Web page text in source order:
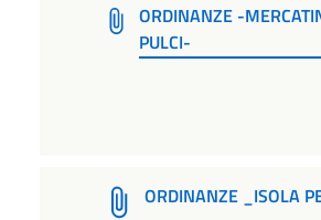
ORDINANZE -
PULCI-
ORDINANZE _ISOLA